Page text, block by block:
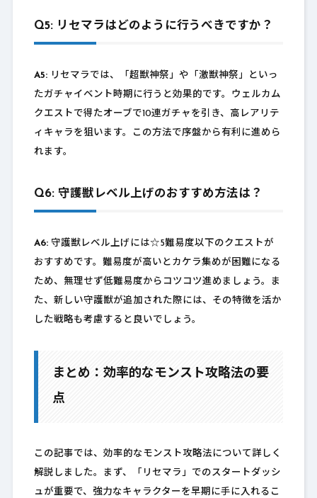
Q5: リセマラはどのように行うべきですか？
A5:リセマラでは、「超獣神祭」や「激獣神祭」といっ
たガチャイベント時期に行うと効果的です。ウェルカム
クエストで得たオーブで10連ガチャを引き、高レアリテ
ィキャラを狙います。この方法で序盤から有利に進めら
れます。
Q6: 守護獣レベル上げのおすすめ方法は？
A6:守護獣レベル上げには☆5難易度以下のクエストが
おすすめです。難易度が高いとカケラ集めが困難になる
ため、無理せず低難易度からコツコツ進めましょう。ま
た、新しい守護獣が追加された際には、その特徴を活か
した戦略も考慮すると良いでしょう。
まとめ：効率的なモンスト攻略法の要
点
この記事では、効率的なモンスト攻略法について詳しく
解説しました。まず、「リセマラ」でのスタートダッシ
ュが重要で、強力なキャラクターを早期に手に入れるこ